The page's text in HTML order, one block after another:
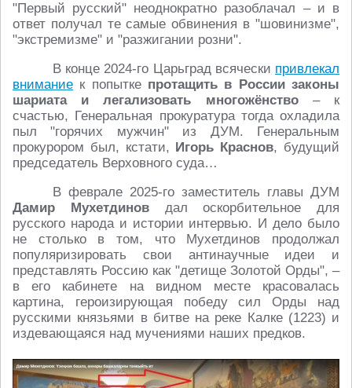
"Первый русский" неоднократно разоблачал – и в
ответ получал те самые обвинения в "шовинизме",
"экстремизме" и "разжигании розни".
В конце 2024-го Царьград всячески привлекал
внимание к попытке протащить в России законы
шариата и легализовать многожёнство– к
счастью, Генеральная прокуратура тогда охладила
пыл "горячих мужчин" из ДУМ. Генеральным
прокурором был, кстати, Игорь Краснов, будущий
председатель Верховного суда…
В феврале 2025-го заместитель главы ДУМ
Дамир Мухетдиновдал оскорбительное для
русского народа и истории интервью. И дело было
не столько в том, что Мухетдинов продолжал
популяризировать свои антинаучные идеи и
представлять Россию как "детище Золотой Орды", –
в его кабинете на видном месте красовалась
картина, героизирующая победу сил Орды над
русскими князьями в битве на реке Калке (1223) и
издевающаяся над мучениями наших предков.